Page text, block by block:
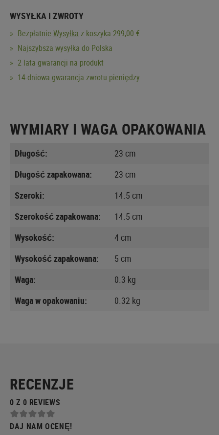
WYSYŁKA I ZWROTY
Bezpłatnie Wysyłka z koszyka 299,00 €
Najszybsza wysyłka do Polska
2 lata gwarancji na produkt
14-dniowa gwarancja zwrotu pieniędzy
WYMIARY I WAGA OPAKOWANIA
Długość:
23 cm
Długość zapakowana:
23 cm
Szeroki:
14.5 cm
Szerokość zapakowana:
14.5 cm
Wysokość:
4 cm
Wysokość zapakowana:
5 cm
Waga:
0.3 kg
Waga w opakowaniu:
0.32 kg
RECENZJE
0 Z 0 REVIEWS
DAJ NAM OCENĘ!